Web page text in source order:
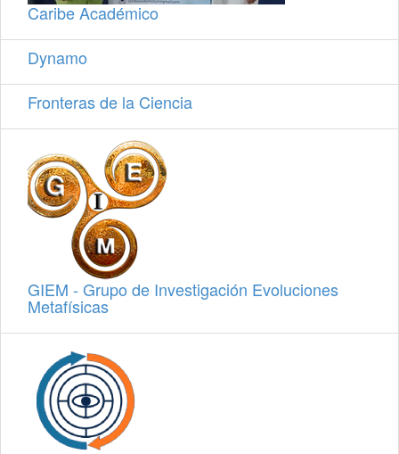
Caribe Académico
Dynamo
Fronteras de la Ciencia
GIEM - Grupo de Investigación Evoluciones
Metafísicas